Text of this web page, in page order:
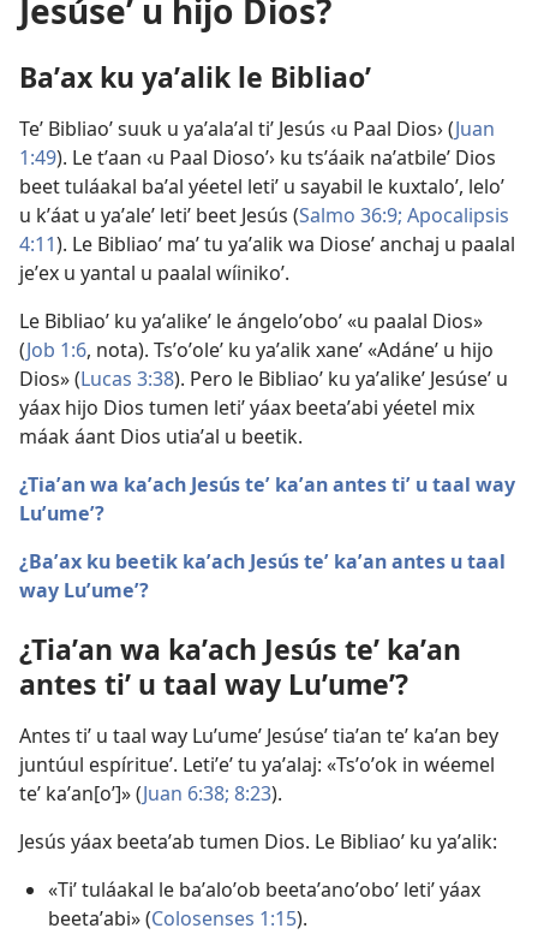
Jesúseʼ u hijo Dios?
Baʼax ku yaʼalik le Bibliaoʼ
Teʼ Bibliaoʼ suuk u yaʼalaʼal tiʼ Jesús ‹u Paal Dios› (Juan
1:49). Le tʼaan ‹u Paal Diosoʼ› ku tsʼáaik naʼatbileʼ Dios
beet tuláakal baʼal yéetel letiʼ u sayabil le kuxtaloʼ, leloʼ
u kʼáat u yaʼaleʼ letiʼ beet Jesús (Salmo 36:9; Apocalipsis
4:11). Le Bibliaoʼ maʼ tu yaʼalik wa Dioseʼ anchaj u paalal
jeʼex u yantal u paalal wíinikoʼ.
Le Bibliaoʼ ku yaʼalikeʼ le ángeloʼoboʼ «u paalal Dios»
(Job 1:6, nota). Tsʼoʼoleʼ ku yaʼalik xaneʼ «Adáneʼ u hijo
Dios» (Lucas 3:38). Pero le Bibliaoʼ ku yaʼalikeʼ Jesúseʼ u
yáax hijo Dios tumen letiʼ yáax beetaʼabi yéetel mix
máak áant Dios utiaʼal u beetik.
¿Tiaʼan wa kaʼach Jesús teʼ kaʼan antes tiʼ u taal way
Luʼumeʼ?
¿Baʼax ku beetik kaʼach Jesús teʼ kaʼan antes u taal
way Luʼumeʼ?
¿Tiaʼan wa kaʼach Jesús teʼ kaʼan
antes tiʼ u taal way Luʼumeʼ?
Antes tiʼ u taal way Luʼumeʼ Jesúseʼ tiaʼan teʼ kaʼan bey
juntúul espíritueʼ. Letiʼeʼ tu yaʼalaj: «Tsʼoʼok in wéemel
teʼ kaʼan[oʼ]» (Juan 6:38; 8:23).
Jesús yáax beetaʼab tumen Dios. Le Bibliaoʼ ku yaʼalik:
«Tiʼ tuláakal le baʼaloʼob beetaʼanoʼoboʼ letiʼ yáax
beetaʼabi» (Colosenses 1:15).